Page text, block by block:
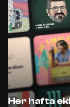
Her hafta